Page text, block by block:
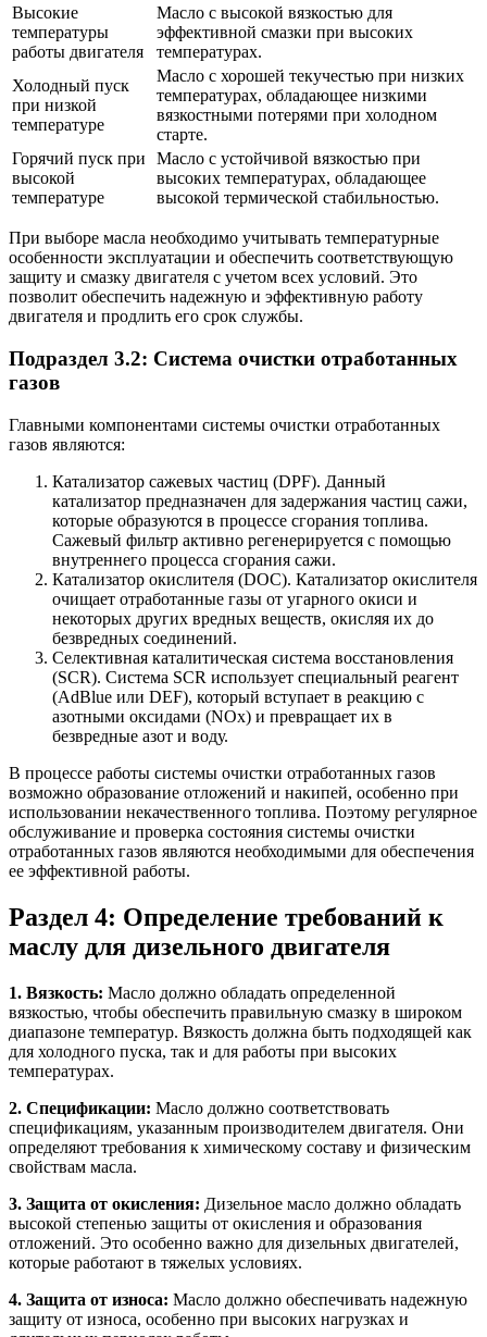
Высокие
температуры
работы двигателя
Масло с высокой вязкостью для
эффективной смазки при высоких
температурах.
Холодный пуск
при низкой
температуре
Масло с хорошей текучестью при низких
температурах, обладающее низкими
вязкостными потерями при холодном
старте.
Горячий пуск при
высокой
температуре
Масло с устойчивой вязкостью при
высоких температурах, обладающее
высокой термической стабильностью.
При выборе масла необходимо учитывать температурные
особенности эксплуатации и обеспечить соответствующую
защиту и смазку двигателя с учетом всех условий. Это
позволит обеспечить надежную и эффективную работу
двигателя и продлить его срок службы.
Подраздел 3.2: Система очистки отработанных
газов
Главными компонентами системы очистки отработанных
газов являются:
Катализатор сажевых частиц (DPF). Данный
катализатор предназначен для задержания частиц сажи,
которые образуются в процессе сгорания топлива.
Сажевый фильтр активно регенерируется с помощью
внутреннего процесса сгорания сажи.
Катализатор окислителя (DOC). Катализатор окислителя
очищает отработанные газы от угарного окиси и
некоторых других вредных веществ, окисляя их до
безвредных соединений.
Селективная каталитическая система восстановления
(SCR). Система SCR использует специальный реагент
(AdBlue или DEF), который вступает в реакцию с
азотными оксидами (NOx) и превращает их в
безвредные азот и воду.
В процессе работы системы очистки отработанных газов
возможно образование отложений и накипей, особенно при
использовании некачественного топлива. Поэтому регулярное
обслуживание и проверка состояния системы очистки
отработанных газов являются необходимыми для обеспечения
ее эффективной работы.
Раздел 4: Определение требований к
маслу для дизельного двигателя
1. Вязкость: Масло должно обладать определенной
вязкостью, чтобы обеспечить правильную смазку в широком
диапазоне температур. Вязкость должна быть подходящей как
для холодного пуска, так и для работы при высоких
температурах.
2. Спецификации: Масло должно соответствовать
спецификациям, указанным производителем двигателя. Они
определяют требования к химическому составу и физическим
свойствам масла.
3. Защита от окисления: Дизельное масло должно обладать
высокой степенью защиты от окисления и образования
отложений. Это особенно важно для дизельных двигателей,
которые работают в тяжелых условиях.
4. Защита от износа: Масло должно обеспечивать надежную
защиту от износа, особенно при высоких нагрузках и